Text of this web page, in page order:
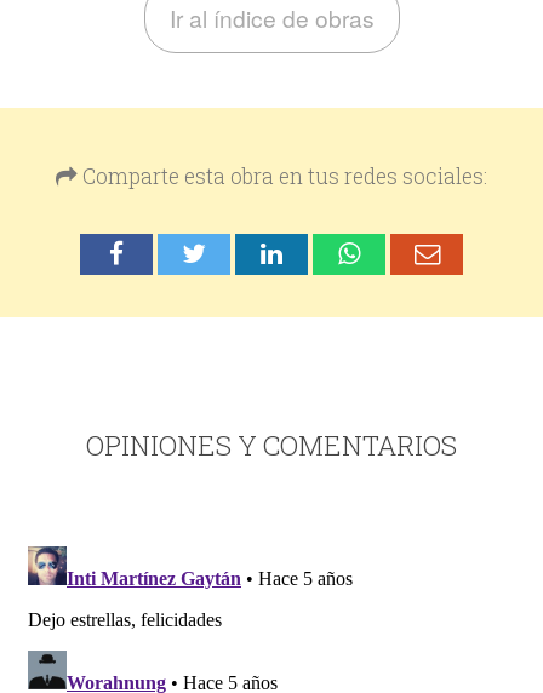
Ir al índice de obras
Comparte esta obra en tus redes sociales:
OPINIONES Y COMENTARIOS